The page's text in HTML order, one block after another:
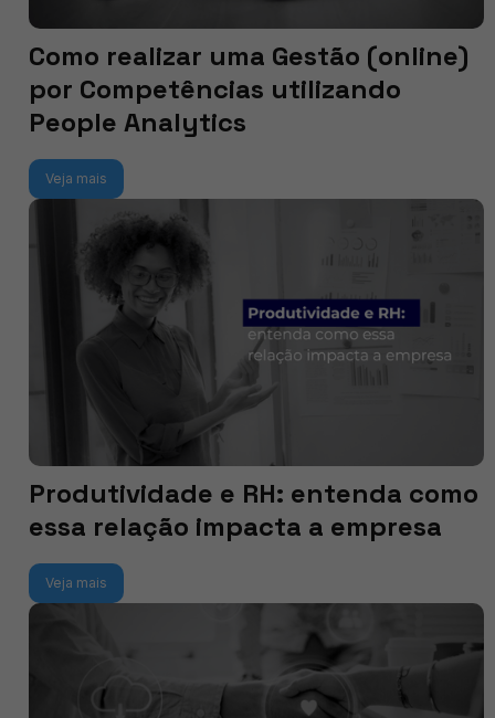
Como realizar uma Gestão (online)
por Competências utilizando
People Analytics
Veja mais
Produtividade e RH: entenda como
essa relação impacta a empresa
Veja mais